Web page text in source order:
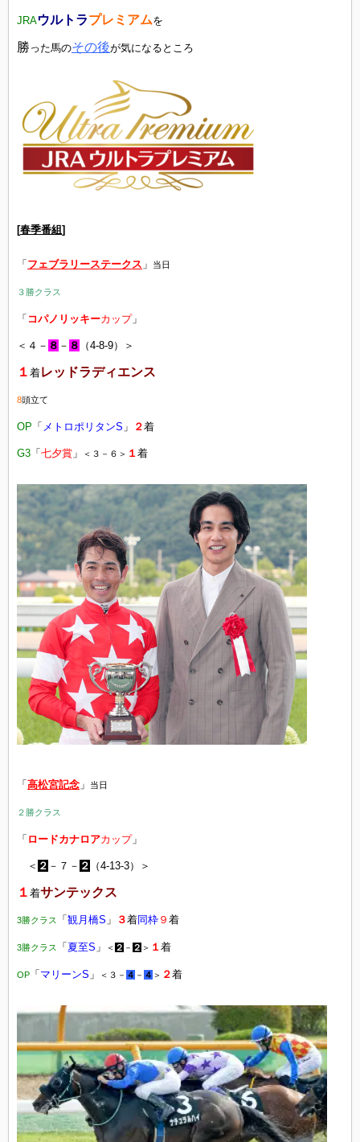
JRAウルトラプレミアムを
勝 った馬のその後が気になるところ
[春季番組]
「フェブラリーステークス 」 当日
３勝クラス
「 コパノリッキーカップ」
＜４－ ８ － ８ （4-8-9）＞
１ 着レッドラディエンス
8頭立て
OP 「 メトロポリタンS 」 ２着
G3 「七夕賞 」 ＜３－６＞ １ 着
「高松宮記念 」 当日
２勝クラス
「 ロードカナロアカップ」
＜ ２ －７－ ２ （4-13-3）＞
１ 着サンテックス
3勝クラス 「観月橋S 」 ３着同枠 ９ 着
3勝クラス 「夏至S 」 ＜ ２ － ２ ＞ １ 着
OP 「マリーンS 」 ＜３－ ４ － ４ ＞ ２着